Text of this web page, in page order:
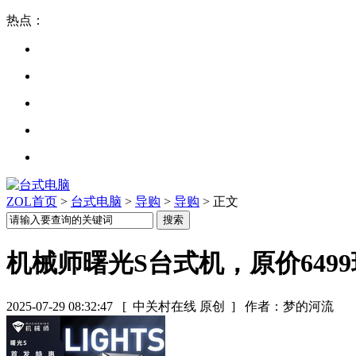
热点：
ZOL首页 > 台式电脑 > 导购 > 导购 > 正文
机械师曙光S台式机，原价
2025-07-29 08:32:47 [ 中关村在线 原创 ] 作者：梦的河流